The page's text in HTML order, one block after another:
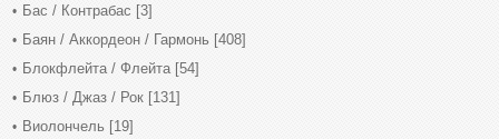
Бас / Контрабас [3]
Баян / Аккордеон / Гармонь [408]
Блокфлейта / Флейта [54]
Блюз / Джаз / Рок [131]
Виолончель [19]